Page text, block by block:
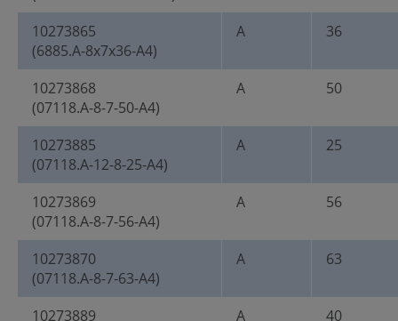
10273865
(6885.A-8x7x36-A4)
A 36
10273868
(07118.A-8-7-50-A4)
A 50
10273885
(07118.A-12-8-25-A4)
A 25
10273869
(07118.A-8-7-56-A4)
A 56
10273870
(07118.A-8-7-63-A4)
A 63
10273889
A 40